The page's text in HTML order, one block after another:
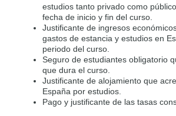
estudios tanto privado como
fecha de inicio y fin del curso.
Justificante de ingresos
gastos de estancia y estudios en
periodo del curso.
Seguro de estudiantes obligatorio
que dura el curso.
Justificante de alojamiento que
España por estudios.
Pago y justificante de las tasas